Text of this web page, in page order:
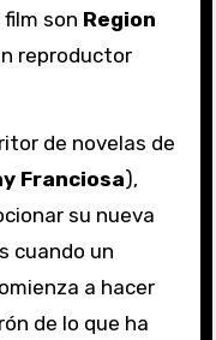
son Region
reproductor
de novelas de
Franciosa),
su nueva
cuando un
a hacer
de lo que ha